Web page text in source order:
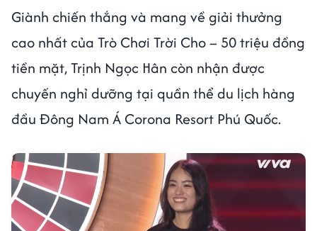
Giành chiến thắng và mang về giải thưởng
cao nhất của Trò Chơi Trời Cho – 50 triệu đồng
tiền mặt, Trịnh Ngọc Hân còn nhận được
chuyến nghỉ dưỡng tại quần thể du lịch hàng
đầu Đông Nam Á Corona Resort Phú Quốc.